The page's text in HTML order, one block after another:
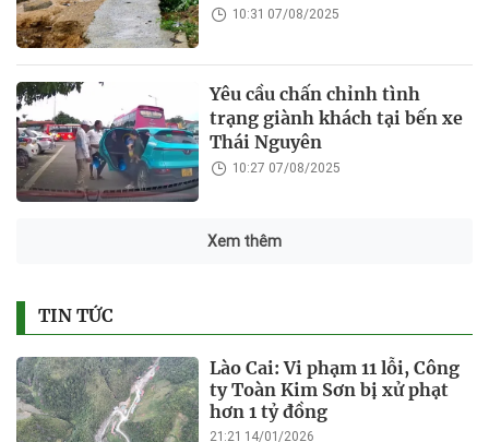
10:31 07/08/2025
Yêu cầu chấn chỉnh tình
trạng giành khách tại bến xe
Thái Nguyên
10:27 07/08/2025
Xem thêm
TIN TỨC
Lào Cai: Vi phạm 11 lỗi, Công
ty Toàn Kim Sơn bị xử phạt
hơn 1 tỷ đồng
21:21 14/01/2026